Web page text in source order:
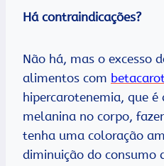
Há contraindicações?
Não há, mas o excesso
alimentos com
hipercarotenemia, que é
melanina no corpo,
tenha uma coloração
diminuição do consumo